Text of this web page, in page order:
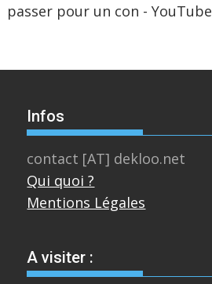
passer pour un con - YouTube
Infos
contact [AT] dekloo.net
Qui quoi ?
Mentions Légales
A visiter :